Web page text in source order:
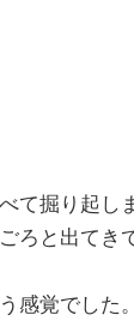
て掘り起し
ろと出てき
感覚でした。